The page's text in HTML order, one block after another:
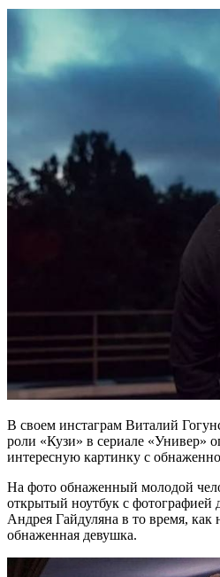
В своем инстаграм Виталий
роли «Кузи» в сериале «Универ»
интересную картинку с
На фото обнаженный молодой
открытый ноутбук с фотографией
Андрея Гайдуляна в то время, как
обнаженная девушка.